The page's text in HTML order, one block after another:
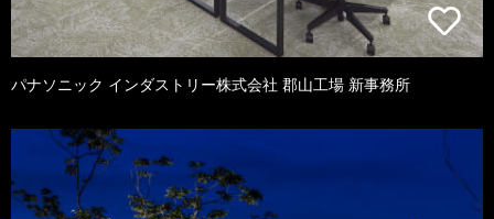
パナソニック インダストリー株式会社 郡山工場 新事務所